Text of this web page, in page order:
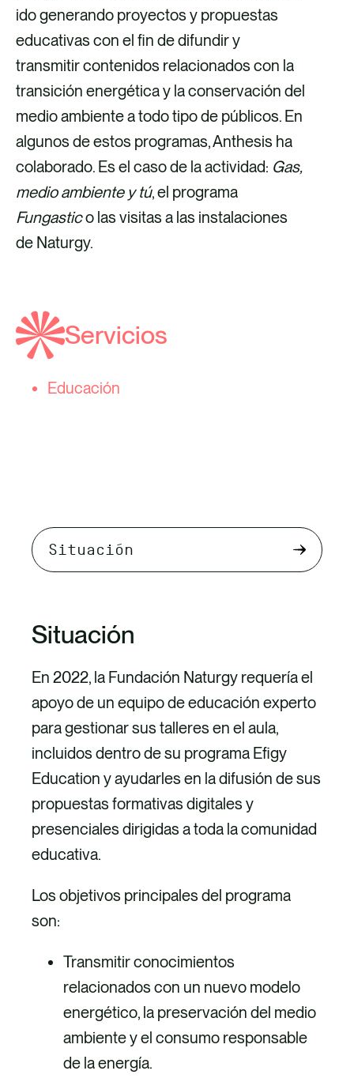
ido generando proyectos y propuestas
educativas con el fin de difundir y
transmitir contenidos relacionados con la
transición energética y la conservación del
medio ambiente a todo tipo de públicos. En
algunos de estos programas, Anthesis ha
colaborado. Es el caso de la actividad: Gas,
medio ambiente y tú, el programa
Fungastico las visitas a las instalaciones
de Naturgy.
Servicios
Educación
Situación
En 2022, la Fundación Naturgy requería el
apoyo de un equipo de educación experto
para gestionar sus talleres en el aula,
incluidos dentro de su programa Efigy
Education y ayudarles en la difusión de sus
propuestas formativas digitales y
presenciales dirigidas a toda la comunidad
educativa.
Los objetivos principales del programa
son:
Transmitir conocimientos
relacionados con un nuevo modelo
energético, la preservación del medio
ambiente y el consumo responsable
de la energía.